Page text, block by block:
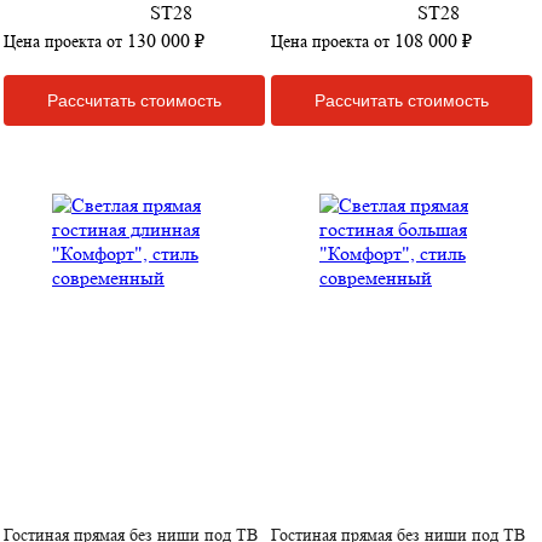
Цена проекта от 130 000 ₽
Рассчитать стоимость
Цена проекта от 108 000 ₽
Рассчитать стоимость
Гостиная прямая без ниши под ТВ
Гостиная прямая без ниши под ТВ